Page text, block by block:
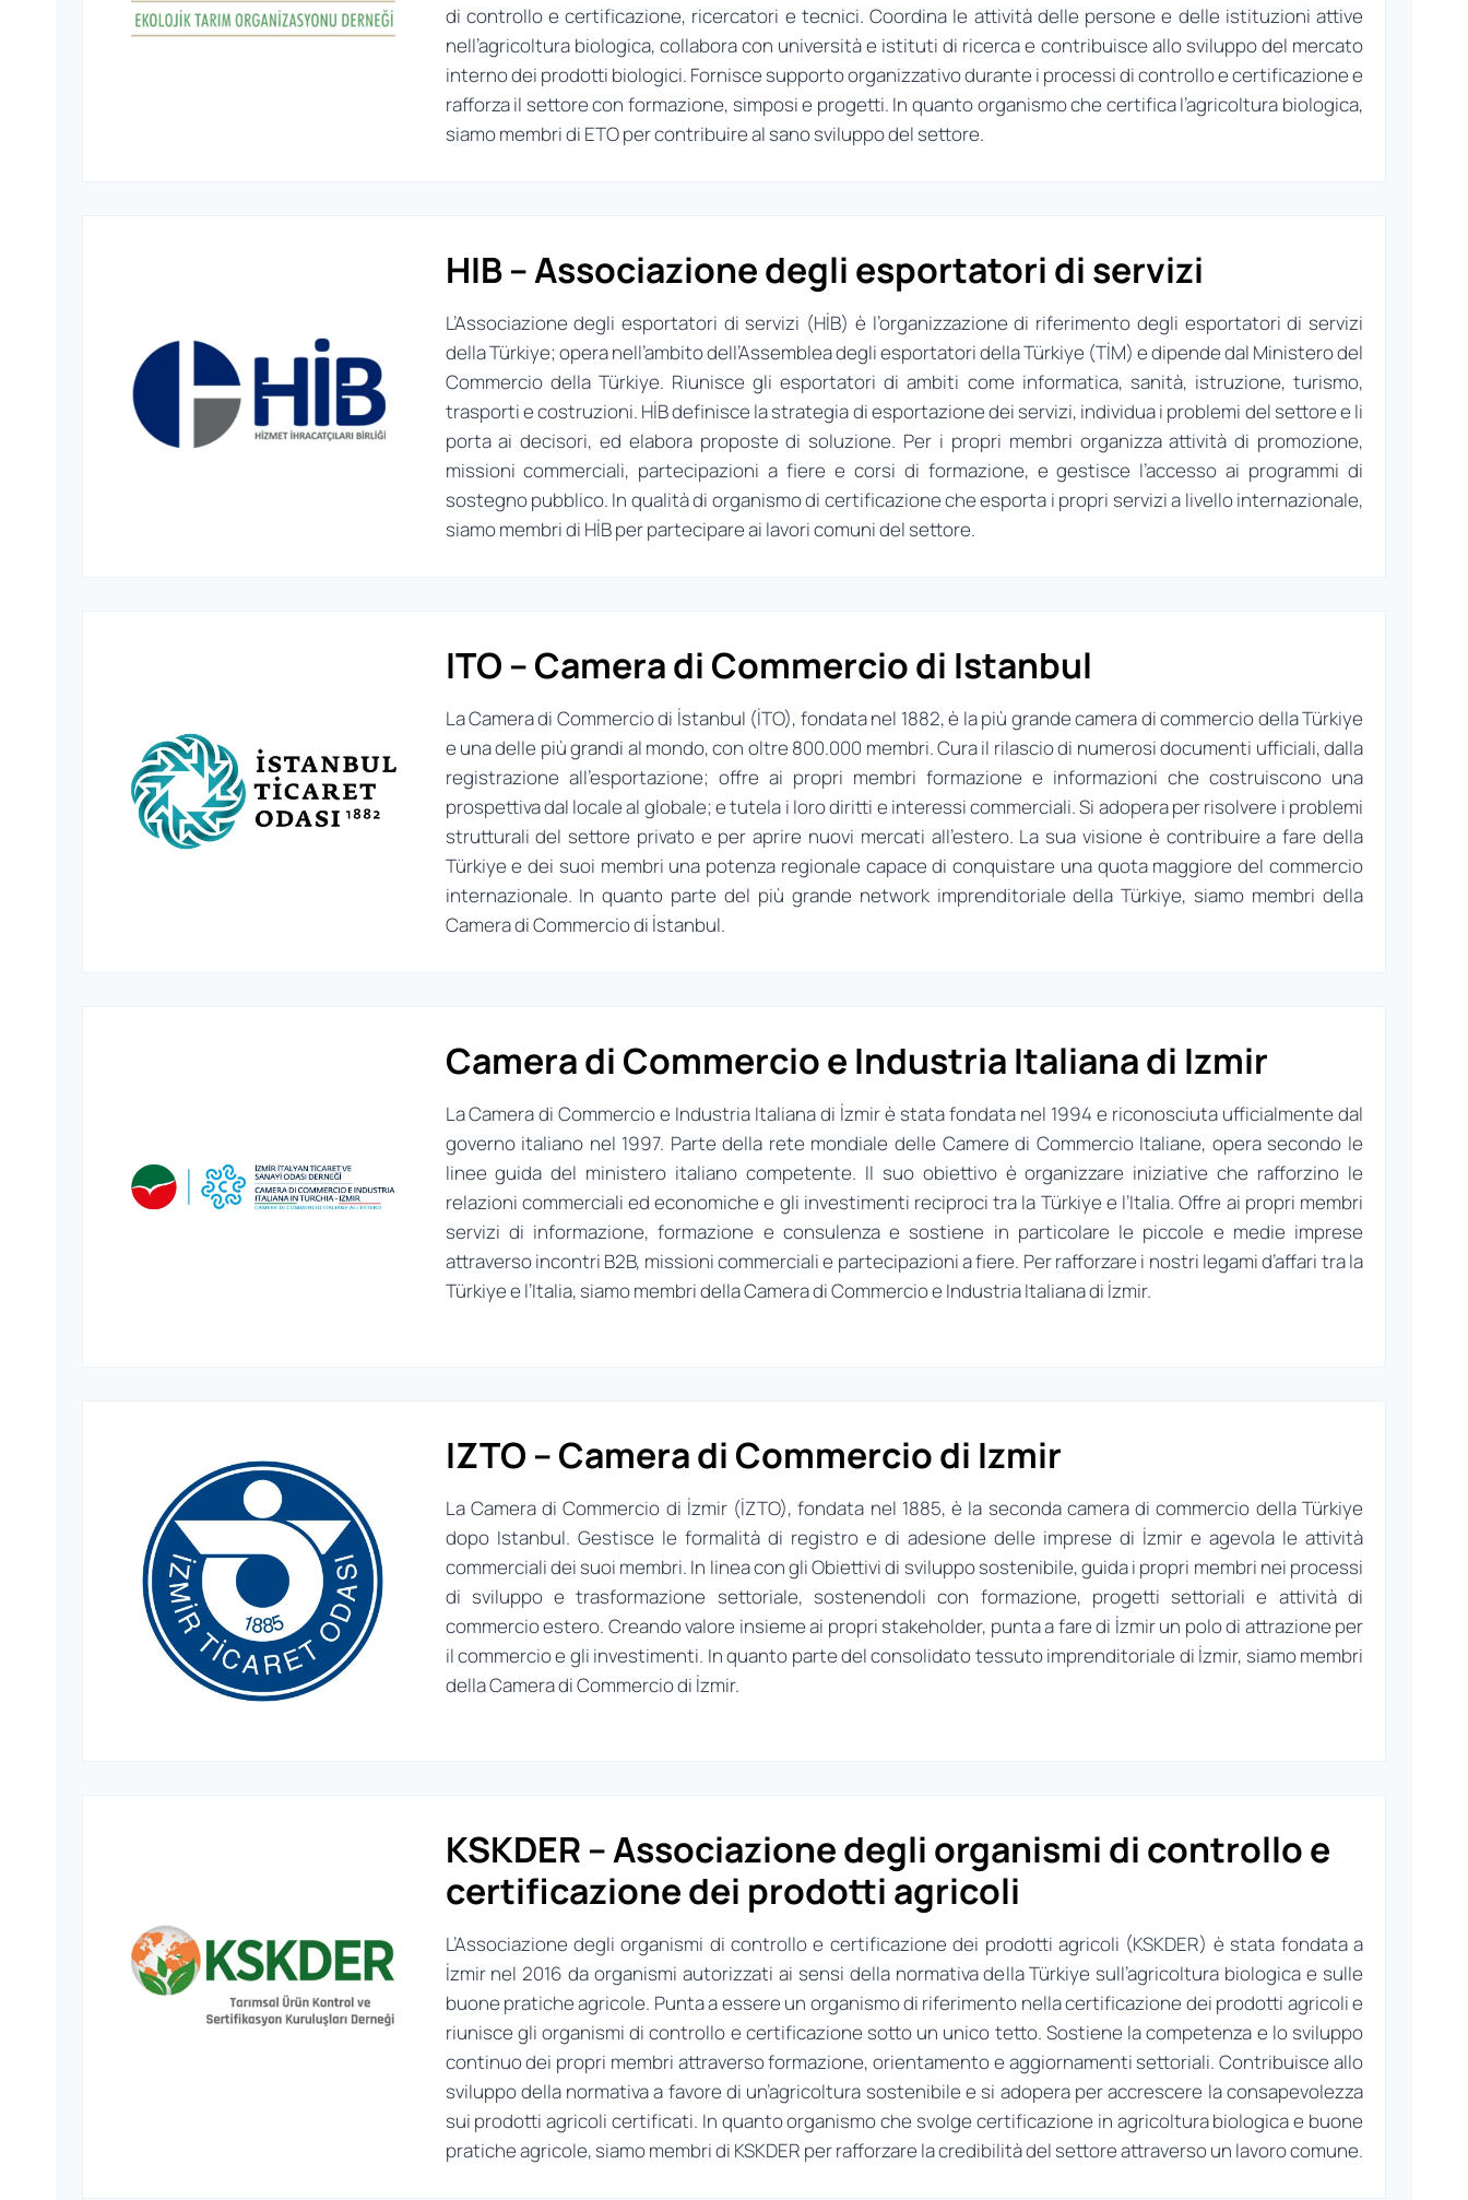
di controllo e certificazione, ricercatori e tecnici. Coordina le attività delle persone e delle istituzioni attive
nell’agricoltura biologica, collabora con università e istituti di ricerca e contribuisce allo sviluppo del mercato
interno dei prodotti biologici. Fornisce supporto organizzativo durante i processi di controllo e certificazione e
rafforza il settore con formazione, simposi e progetti. In quanto organismo che certifica l’agricoltura biologica,
siamo membri di ETO per contribuire al sano sviluppo del settore.
HIB – Associazione degli esportatori di servizi
L’Associazione degli esportatori di servizi (HİB) è l’organizzazione di riferimento degli esportatori di servizi
della Türkiye; opera nell’ambito dell’Assemblea degli esportatori della Türkiye (TİM) e dipende dal Ministero del
Commercio della Türkiye. Riunisce gli esportatori di ambiti come informatica, sanità, istruzione, turismo,
trasporti e costruzioni. HİB definisce la strategia di esportazione dei servizi, individua i problemi del settore e li
porta ai decisori, ed elabora proposte di soluzione. Per i propri membri organizza attività di promozione,
missioni commerciali, partecipazioni a fiere e corsi di formazione, e gestisce l’accesso ai programmi di
sostegno pubblico. In qualità di organismo di certificazione che esporta i propri servizi a livello internazionale,
siamo membri di HİB per partecipare ai lavori comuni del settore.
ITO – Camera di Commercio di Istanbul
La Camera di Commercio di İstanbul (İTO), fondata nel 1882, è la più grande camera di commercio della Türkiye
e una delle più grandi al mondo, con oltre 800.000 membri. Cura il rilascio di numerosi documenti ufficiali, dalla
registrazione all’esportazione; offre ai propri membri formazione e informazioni che costruiscono una
prospettiva dal locale al globale; e tutela i loro diritti e interessi commerciali. Si adopera per risolvere i problemi
strutturali del settore privato e per aprire nuovi mercati all’estero. La sua visione è contribuire a fare della
Türkiye e dei suoi membri una potenza regionale capace di conquistare una quota maggiore del commercio
internazionale. In quanto parte del più grande network imprenditoriale della Türkiye, siamo membri della
Camera di Commercio di İstanbul.
Camera di Commercio e Industria Italiana di Izmir
La Camera di Commercio e Industria Italiana di İzmir è stata fondata nel 1994 e riconosciuta ufficialmente dal
governo italiano nel 1997. Parte della rete mondiale delle Camere di Commercio Italiane, opera secondo le
linee guida del ministero italiano competente. Il suo obiettivo è organizzare iniziative che rafforzino le
relazioni commerciali ed economiche e gli investimenti reciproci tra la Türkiye e l’Italia. Offre ai propri membri
servizi di informazione, formazione e consulenza e sostiene in particolare le piccole e medie imprese
attraverso incontri B2B, missioni commerciali e partecipazioni a fiere. Per rafforzare i nostri legami d’affari tra la
Türkiye e l’Italia, siamo membri della Camera di Commercio e Industria Italiana di İzmir.
IZTO – Camera di Commercio di Izmir
La Camera di Commercio di İzmir (İZTO), fondata nel 1885, è la seconda camera di commercio della Türkiye
dopo Istanbul. Gestisce le formalità di registro e di adesione delle imprese di İzmir e agevola le attività
commerciali dei suoi membri. In linea con gli Obiettivi di sviluppo sostenibile, guida i propri membri nei processi
di sviluppo e trasformazione settoriale, sostenendoli con formazione, progetti settoriali e attività di
commercio estero. Creando valore insieme ai propri stakeholder, punta a fare di İzmir un polo di attrazione per
il commercio e gli investimenti. In quanto parte del consolidato tessuto imprenditoriale di İzmir, siamo membri
della Camera di Commercio di İzmir.
KSKDER – Associazione degli organismi di controllo e
certificazione dei prodotti agricoli
L’Associazione degli organismi di controllo e certificazione dei prodotti agricoli (KSKDER) è stata fondata a
İzmir nel 2016 da organismi autorizzati ai sensi della normativa della Türkiye sull’agricoltura biologica e sulle
buone pratiche agricole. Punta a essere un organismo di riferimento nella certificazione dei prodotti agricoli e
riunisce gli organismi di controllo e certificazione sotto un unico tetto. Sostiene la competenza e lo sviluppo
continuo dei propri membri attraverso formazione, orientamento e aggiornamenti settoriali. Contribuisce allo
sviluppo della normativa a favore di un’agricoltura sostenibile e si adopera per accrescere la consapevolezza
sui prodotti agricoli certificati. In quanto organismo che svolge certificazione in agricoltura biologica e buone
pratiche agricole, siamo membri di KSKDER per rafforzare la credibilità del settore attraverso un lavoro comune.